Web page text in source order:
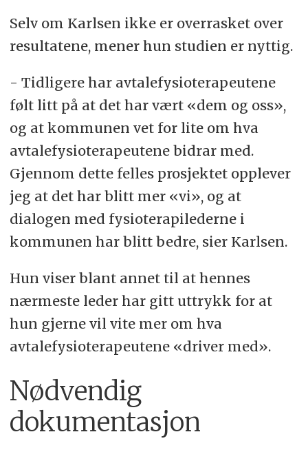
Selv om Karlsen ikke er overrasket over
resultatene, mener hun studien er nyttig.
- Tidligere har avtalefysioterapeutene
følt litt på at det har vært «dem og oss»,
og at kommunen vet for lite om hva
avtalefysioterapeutene bidrar med.
Gjennom dette felles prosjektet opplever
jeg at det har blitt mer «vi», og at
dialogen med fysioterapilederne i
kommunen har blitt bedre, sier Karlsen.
Hun viser blant annet til at hennes
nærmeste leder har gitt uttrykk for at
hun gjerne vil vite mer om hva
avtalefysioterapeutene «driver med».
Nødvendig
dokumentasjon